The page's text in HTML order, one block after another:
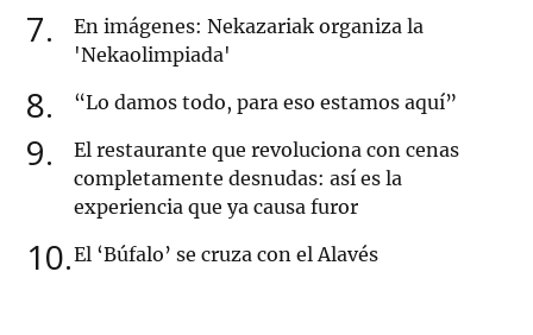
7
En imágenes: Nekazariak organiza la
'Nekaolimpiada'
8 “Lo damos todo, para eso estamos aquí”
9
El restaurante que revoluciona con cenas
completamente desnudas: así es la
experiencia que ya causa furor
10 El ‘Búfalo’ se cruza con el Alavés